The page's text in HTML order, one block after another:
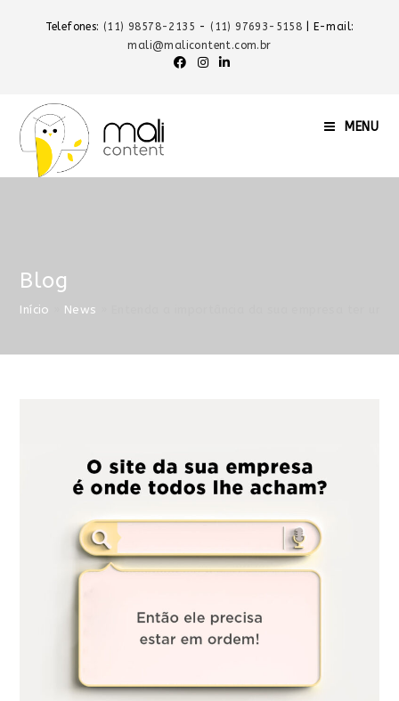
Telefones: (11) 98578-2135 - (11) 97693-5158
| E-mail:
mali@malicontent.com.br
MENU
Blog
Início News